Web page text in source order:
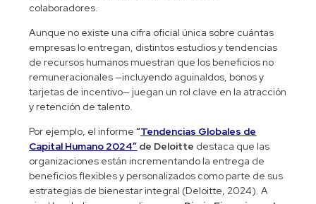
colaboradores.
Aunque no existe una cifra oficial única sobre cuántas
empresas lo entregan, distintos estudios y tendencias
de recursos humanos muestran que los beneficios no
remuneracionales —incluyendo aguinaldos, bonos y
tarjetas de incentivo— juegan un rol clave en la atracción
y retención de talento.
Por ejemplo, el informe“Tendencias Globales de
Capital Humano 2024” de Deloitte destaca que las
organizaciones están incrementando la entrega de
beneficios flexibles y personalizados como parte de sus
estrategias de bienestar integral (Deloitte, 2024). A